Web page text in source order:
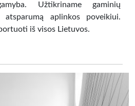
Užtikriname gaminių
atsparumą aplinkos poveikiui.
iš visos Lietuvos.